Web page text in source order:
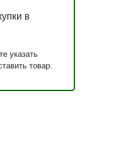
в
указать
товар.